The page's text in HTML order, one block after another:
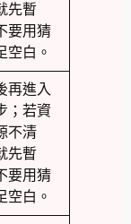
先暫
要用猜
空白。
再進入
；若資
不清
先暫
要用猜
空白。